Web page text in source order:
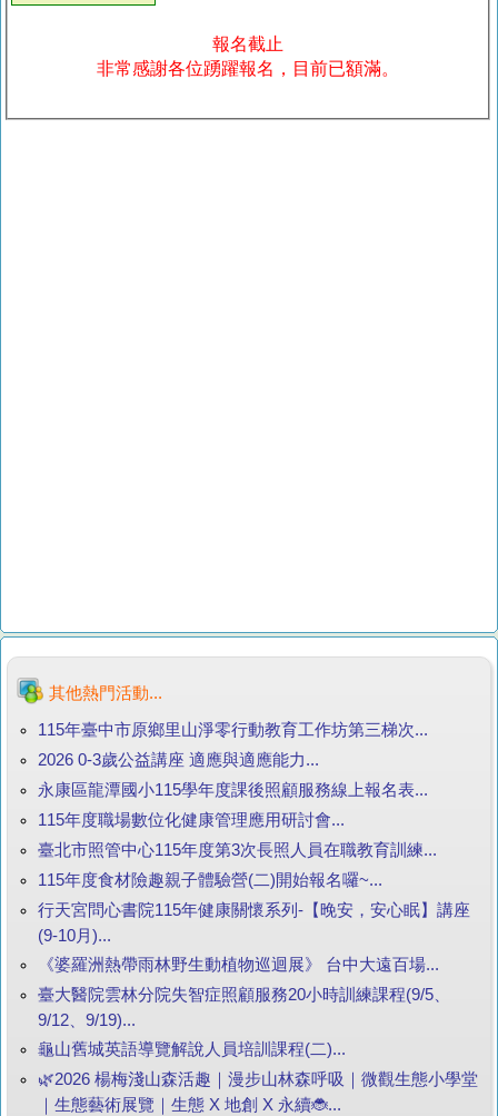
報名截止
非常感謝各位踴躍報名，目前已額滿。
其他熱門活動...
115年臺中市原鄉里山淨零行動教育工作坊第三梯次...
2026 0-3歲公益講座 適應與適應能力...
永康區龍潭國小115學年度課後照顧服務線上報名表...
115年度職場數位化健康管理應用研討會...
臺北市照管中心115年度第3次長照人員在職教育訓練...
115年度食材險趣親子體驗營(二)開始報名囉~...
行天宮問心書院115年健康關懷系列-【晚安，安心眠】講座
(9-10月)...
《婆羅洲熱帶雨林野生動植物巡迴展》 台中大遠百場...
臺大醫院雲林分院失智症照顧服務20小時訓練課程(9/5、
9/12、9/19)...
龜山舊城英語導覽解說人員培訓課程(二)...
🌿2026 楊梅淺山森活趣｜漫步山林森呼吸｜微觀生態小學堂
｜生態藝術展覽｜生態 X 地創 X 永續🐞...